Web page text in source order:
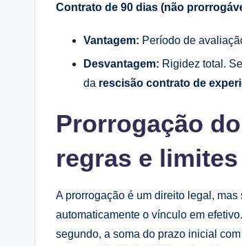
Contrato de 90 dias (não
Vantagem: Período de
Desvantagem: Rigidez total.
da rescisão contrato de
Prorrogação
regras e limites
A prorrogação é um direito legal,
automaticamente o vínculo em
segundo, a soma do prazo inicial